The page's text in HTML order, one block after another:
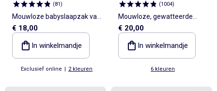
(81)
Mouwloze babyslaapzak van
zachte, luchtige katoen,
TOG-waarde 2
€ 18,00
In winkelmandje
Exclusief online | 2 kleuren
(1004)
Mouwloze, gewatteerde
babyslaapzak, TOG-waarde
€ 20,00
In winkelmandje
6 kleuren